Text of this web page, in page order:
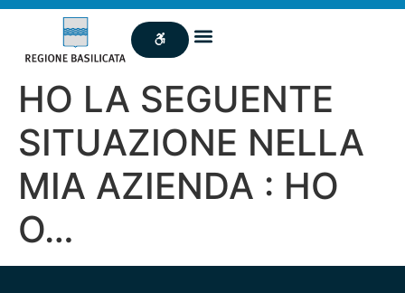
HO LA SEGUENTE
SITUAZIONE NELLA
MIA AZIENDA : HO
O…